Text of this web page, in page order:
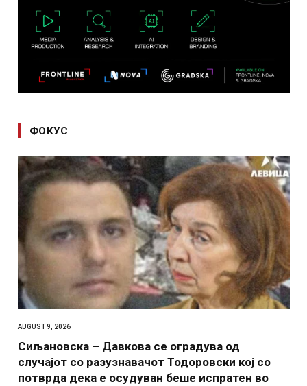
ФОКУС
AUGUST 9, 2026
Сиљановска – Давкова се оградува од
случајот со разузнавачот Тодоровски кој со
потврда дека е осудуван беше испратен во